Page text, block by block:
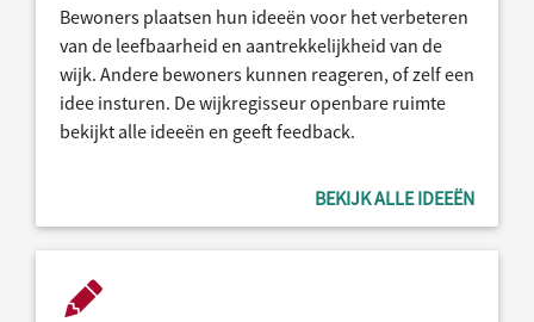
Bewoners plaatsen hun ideeën voor het verbeteren
van de leefbaarheid en aantrekkelijkheid van de
wijk. Andere bewoners kunnen reageren, of zelf een
idee insturen. De wijkregisseur openbare ruimte
bekijkt alle ideeën en geeft feedback.
BEKIJK ALLE IDEEËN